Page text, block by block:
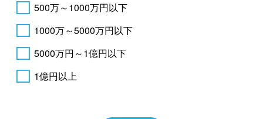
500万～1000万円以下
1000万～5000万円以下
5000万円～1億円以下
1億円以上